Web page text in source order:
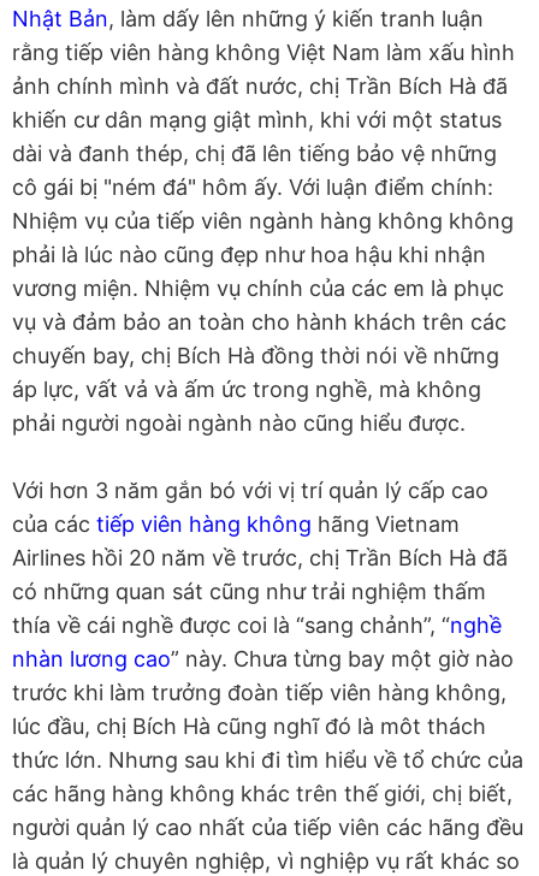
Nhật Bản, làm dấy lên những ý kiến tranh luận
rằng tiếp viên hàng không Việt Nam làm xấu hình
ảnh chính mình và đất nước, chị Trần Bích Hà đã
khiến cư dân mạng giật mình, khi với một status
dài và đanh thép, chị đã lên tiếng bảo vệ những
cô gái bị "ném đá" hôm ấy. Với luận điểm chính:
Nhiệm vụ của tiếp viên ngành hàng không không
phải là lúc nào cũng đẹp như hoa hậu khi nhận
vương miện. Nhiệm vụ chính của các em là phục
vụ và đảm bảo an toàn cho hành khách trên các
chuyến bay, chị Bích Hà đồng thời nói về những
áp lực, vất vả và ấm ức trong nghề, mà không
phải người ngoài ngành nào cũng hiểu được.
Với hơn 3 năm gắn bó với vị trí quản lý cấp cao
của các tiếp viên hàng không hãng Vietnam
Airlines hồi 20 năm về trước, chị Trần Bích Hà đã
có những quan sát cũng như trải nghiệm thấm
thía về cái nghề được coi là “sang chảnh”, “nghề
nhàn lương cao” này. Chưa từng bay một giờ nào
trước khi làm trưởng đoàn tiếp viên hàng không,
lúc đầu, chị Bích Hà cũng nghĩ đó là môt thách
thức lớn. Nhưng sau khi đi tìm hiểu về tổ chức của
các hãng hàng không khác trên thế giới, chị biết,
người quản lý cao nhất của tiếp viên các hãng đều
là quản lý chuyên nghiệp, vì nghiệp vụ rất khác so